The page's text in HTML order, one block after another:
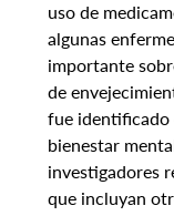
uso de
algunas
importante
de
fue identificado
bienestar
investigadores
que incluyan